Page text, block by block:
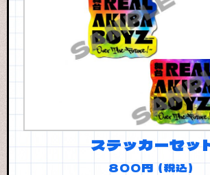
ステッカーセッ
800円（税込）